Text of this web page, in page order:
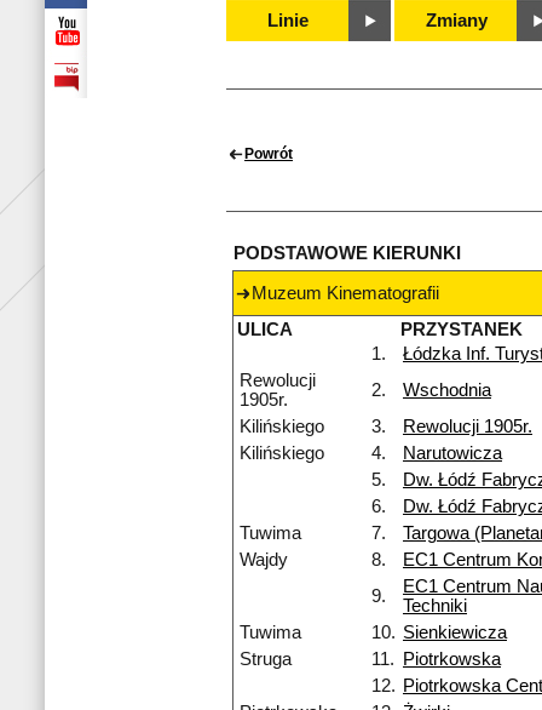
Linie Zmiany
Powrót
PODSTAWOWE KIERUNKI
Muzeum Kinematografii
ULICA
PRZYSTANEK
1.
Łódzka Inf.
Rewolucji
1905r.
2. Wschodnia
Kilińskiego 3. Rewolucji 1905r.
Kilińskiego
4. Narutowicza
5.
Dw. Łódź
6.
Dw. Łódź
Tuwima
7. Targowa
Wajdy
8.
EC1 Centrum
9.
EC1 Centrum
Techniki
Tuwima 10. Sienkiewicza
Struga
11. Piotrkowska
12. Piotrkowska